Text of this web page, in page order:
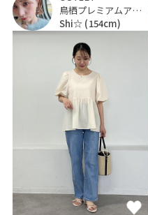
鳥栖プレミアムアウトレット
Shi☆ (154cm)